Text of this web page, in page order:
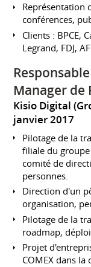
Représentation
conférences,
Clients : BPCE,
Legrand, FDJ,
Manager de
Kisio Digital
janvier 2017
Pilotage de la
filiale du
comité de
personnes.
Direction d'un
organisation,
Pilotage de la
roadmap,
Projet
COMEX dans